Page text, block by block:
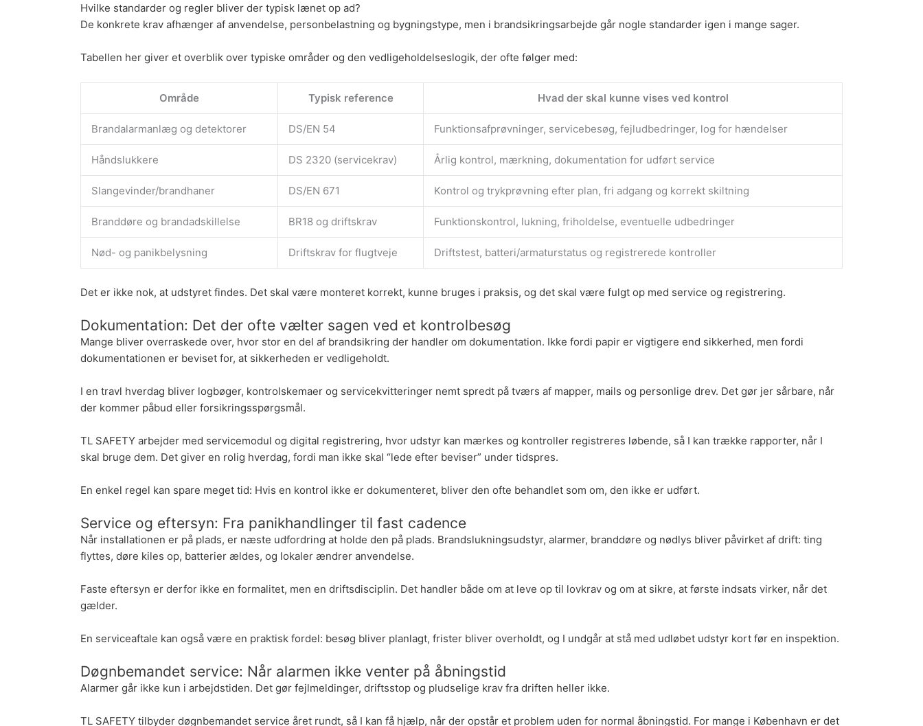
Hvilke standarder og regler bliver der typisk lænet op ad?
De konkrete krav afhænger af anvendelse, personbelastning og bygningstype, men i brandsikringsarbejde går nogle standarder igen i mange sager.
Tabellen her giver et overblik over typiske områder og den vedligeholdelseslogik, der ofte følger med:
Område Typisk reference Hvad der skal kunne vises ved kontrol
Brandalarmanlæg og detektorer DS/EN 54 Funktionsafprøvninger, servicebesøg, fejludbedringer, log for hændelser
Håndslukkere DS 2320 (servicekrav) Årlig kontrol, mærkning, dokumentation for udført service
Slangevinder/brandhaner DS/EN 671 Kontrol og trykprøvning efter plan, fri adgang og korrekt skiltning
Branddøre og brandadskillelse BR18 og driftskrav Funktionskontrol, lukning, friholdelse, eventuelle udbedringer
Nød- og panikbelysning Driftskrav for flugtveje Driftstest, batteri/armaturstatus og registrerede kontroller
Det er ikke nok, at udstyret findes. Det skal være monteret korrekt, kunne bruges i praksis, og det skal være fulgt op med service og registrering.
Dokumentation: Det der ofte vælter sagen ved et kontrolbesøg
Mange bliver overraskede over, hvor stor en del af brandsikring der handler om dokumentation. Ikke fordi papir er vigtigere end sikkerhed, men fordi
dokumentationen er beviset for, at sikkerheden er vedligeholdt.
I en travl hverdag bliver logbøger, kontrolskemaer og servicekvitteringer nemt spredt på tværs af mapper, mails og personlige drev. Det gør jer sårbare, når
der kommer påbud eller forsikringsspørgsmål.
TL SAFETY arbejder med servicemodul og digital registrering, hvor udstyr kan mærkes og kontroller registreres løbende, så I kan trække rapporter, når I
skal bruge dem. Det giver en rolig hverdag, fordi man ikke skal “lede efter beviser” under tidspres.
En enkel regel kan spare meget tid: Hvis en kontrol ikke er dokumenteret, bliver den ofte behandlet som om, den ikke er udført.
Service og eftersyn: Fra panikhandlinger til fast cadence
Når installationen er på plads, er næste udfordring at holde den på plads. Brandslukningsudstyr, alarmer, branddøre og nødlys bliver påvirket af drift: ting
flyttes, døre kiles op, batterier ældes, og lokaler ændrer anvendelse.
Faste eftersyn er derfor ikke en formalitet, men en driftsdisciplin. Det handler både om at leve op til lovkrav og om at sikre, at første indsats virker, når det
gælder.
En serviceaftale kan også være en praktisk fordel: besøg bliver planlagt, frister bliver overholdt, og I undgår at stå med udløbet udstyr kort før en inspektion.
Døgnbemandet service: Når alarmen ikke venter på åbningstid
Alarmer går ikke kun i arbejdstiden. Det gør fejlmeldinger, driftsstop og pludselige krav fra driften heller ikke.
TL SAFETY tilbyder døgnbemandet service året rundt, så I kan få hjælp, når der opstår et problem uden for normal åbningstid. For mange i København er det